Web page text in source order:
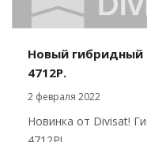
Новый гибридный
4712P.
2 февраля 2022
Новинка от Divisat!